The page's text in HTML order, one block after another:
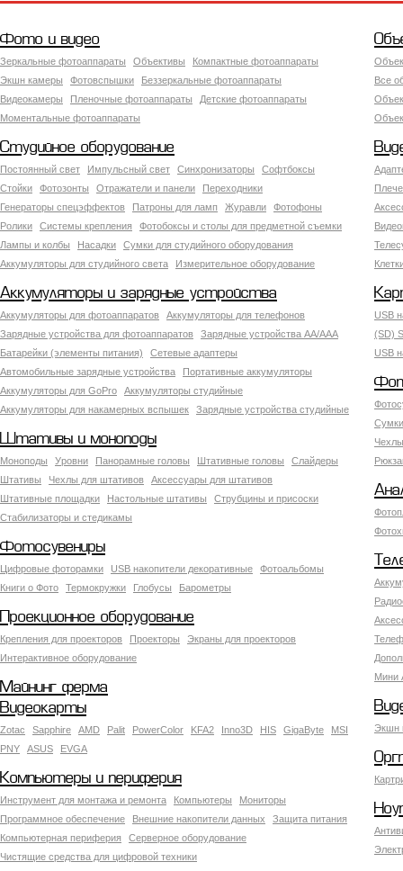
Фото и видео
Зеркальные фотоаппараты Объективы
Компактные фотоаппараты
Экшн камеры
Фотовспышки
Беззеркальные фотоаппараты
Видеокамеры
Пленочные фотоаппараты
Детские фотоаппараты
Моментальные фотоаппараты
Все
Студийное оборудование
Постоянный свет Импульсный свет Синхронизаторы
Софтбоксы
Стойки
Фотозонты Отражатели и панели
Переходники
Генераторы спецэффектов
Патроны для ламп Журавли
Фотофоны
Ролики
Системы крепления
Фотобоксы и столы для предметной съемки
Лампы и колбы
Насадки
Сумки для студийного оборудования
Аккумуляторы для студийного света
Измерительное оборудование
Аккумуляторы и зарядные устройства
Аккумуляторы для фотоаппаратов
Аккумуляторы для телефонов
Зарядные устройства для фотоаппаратов
Зарядные устройства AA/AAA
Батарейки (элементы питания)
Сетевые адаптеры
Автомобильные зарядные устройства
Портативные аккумуляторы
Аккумуляторы для GoPro
Аккумуляторы студийные
Аккумуляторы для накамерных вспышек
Зарядные устройства студийные
USB
(SD)
USB
Штативы и моноподы
Моноподы Уровни Панорамные головы Штативные головы
Слайдеры
Штативы
Чехлы для штативов
Аксессуары для штативов
Штативные площадки
Настольные штативы
Струбцины и присоски
Стабилизаторы и стедикамы
Фотосувениры
Цифровые фоторамки USB накопители декоративные
Фотоальбомы
Книги о Фото
Термокружки Глобусы Барометры
Мини
Проекционное оборудование
Крепления для проекторов Проекторы
Экраны для проекторов
Интерактивное оборудование
Майнинг ферма
Экшн
Видеокарты
Zotac Sapphire AMD Palit PowerColor KFA2 Inno3D HIS GigaByte
MSI
PNY
ASUS EVGA
Компьютеры и периферия
Инструмент для монтажа и ремонта Компьютеры
Мониторы
Программное обеспечение
Внешние накопители данных
Защита питания
Компьютерная периферия
Серверное оборудование
Чистящие средства для цифровой техники